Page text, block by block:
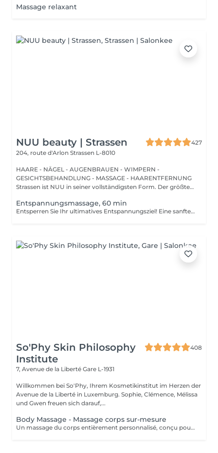
Massage relaxant
NUU beauty | Strassen
427
204, route d'Arlon Strassen L-8010
HAARE - NÄGEL - AUGENBRAUEN - WIMPERN -
GESICHTSBEHANDLUNG - MASSAGE - HAARENTFERNUNG
Strassen ist NUU in seiner vollständigsten Form. Der größte
Entspannungsmassage, 60 min
Entsperren Sie Ihr ultimatives Entspannungsziel! Eine sanfte, sanfte Behandlung, die muskuläre Spannungen lindert, die Durchblutung erhöht und ein allgemeines Gefühl der Entspannung fördert. Vorteile einer entspannenden Massage: - verbessert den Schlaf - reduziert Stress - löst Muskelverspannungen Wie wird eine entspannende Massage durchgeführt? - Kopf und Nacken werden massiert - Schultern und Rücken werden massiert - Hände und Arme werden massiert - Füße und Beine werden massiert - Bauch wird massiert Altersbeschränkungen: es gibt keine Altersbeschränkungen für dieses Verfahren. Empfehlungen nach dem Verfahren: treiben Sie 2-3 Stunden nach dem Eingriff keinen Sport und machen Sie keine scharfen Bewegungen. Häufigkeit: 1-2 Mal pro Woche, insgesamt 10 Mal. Wiederholen Sie dies alle 3-6 Monate.
So'Phy Skin Philosophy
Institute
408
7, Avenue de la Liberté Gare L-1931
Willkommen bei So'Phy, Ihrem Kosmetikinstitut im Herzen der
Avenue de la Liberté in Luxemburg. Sophie, Clémence, Mélissa
und Gwen freuen sich darauf,...
Body Massage - Massage corps sur-mesure
Un massage du corps entièrement personnalisé, conçu pour s'adapter à vos besoins et aux tensions ressenties. Dès votre installation sur une table chauffante, tout est pensé pour favoriser le relâchement et le confort. L'huile utilisée est choisie selon vos préférences pour accompagner ce moment de détente. Grâce à une combinaison de manuvres enveloppantes, de pressions ciblées, d'étirements et de gestes drainants, ce massage agit en profondeur pour libérer les tensions, relâcher les zones contractées et procurer une sensation de légèreté. La pression et le rythme sont ajustés tout au long du soin afin de vous offrir un équilibre entre relaxation et efficacité. Une version adaptée est également proposée pour les femmes enceintes (45 minutes), garantissant un moment de détente en toute sécurité. Un soin idéal pour relâcher les tensions du corps, apaiser l'esprit et retrouver une sensation de bien-être global.